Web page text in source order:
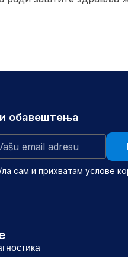
обавештења
сам и прихватам услове